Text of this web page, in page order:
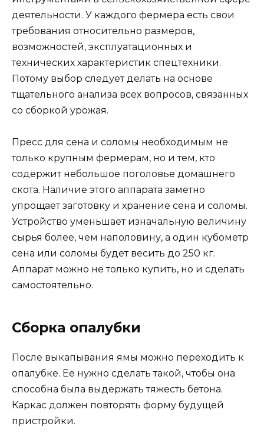
деятельности. У каждого фермера есть свои
требования относительно размеров,
возможностей, эксплуатационных и
технических характеристик спецтехники.
Потому выбор следует делать на основе
тщательного анализа всех вопросов, связанных
со сборкой урожая.
Пресс для сена и соломы необходимым не
только крупным фермерам, но и тем, кто
содержит небольшое поголовье домашнего
скота. Наличие этого аппарата заметно
упрощает заготовку и хранение сена и соломы.
Устройство уменьшает изначальную величину
сырья более, чем наполовину, а один кубометр
сена или соломы будет весить до 250 кг.
Аппарат можно не только купить, но и сделать
самостоятельно.
Сборка опалубки
После выкапывания ямы можно переходить к
опалубке. Ее нужно сделать такой, чтобы она
способна была выдержать тяжесть бетона.
Каркас должен повторять форму будущей
пристройки.